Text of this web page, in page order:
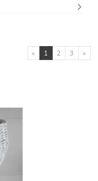
« ПРЕДИШНА
1 2 3 »